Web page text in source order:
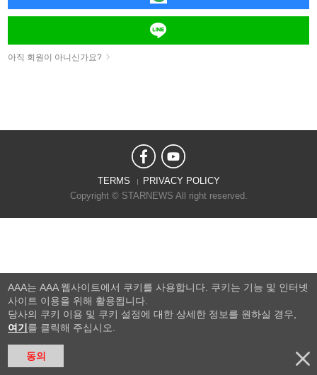
아직 회원이 아니신가요?
TERMS
PRIVACY POLICY
Copyright © STARNEWS All right reserved.
AAA는 AAA 웹사이트에서 쿠키를 사용합니다. 쿠키는 기능 및 인터넷
사이트 이용을 위해 활용됩니다.
당사의 쿠키 이용 및 쿠키 설정에 대한 상세한 정보를 원하실 경우,
여기 를 클릭해 주십시오.
동의